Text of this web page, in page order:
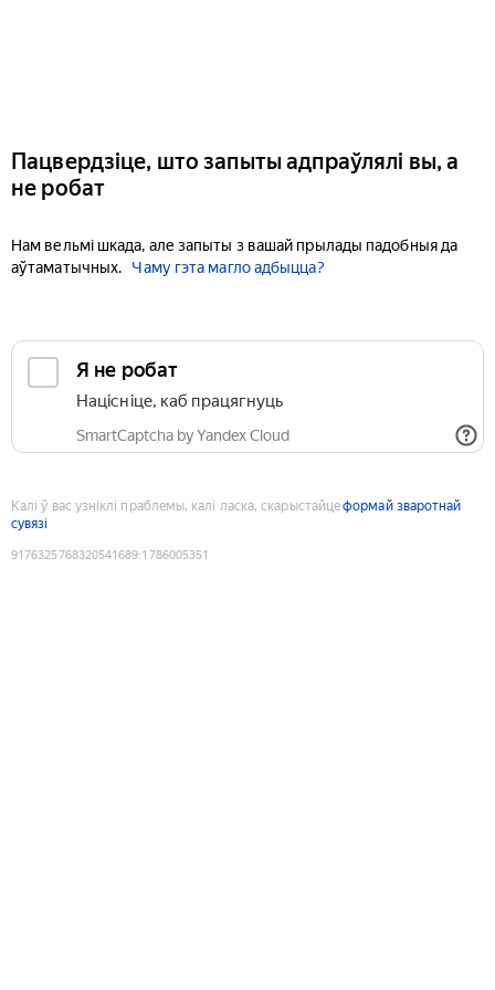
Пацвердзіце, што запыты адпраўлялі вы, а
не робат
Нам вельмі шкада, але запыты з вашай прылады падобныя да
аўтаматычных.
Чаму гэта магло адбыцца?
Я не робат
Націсніце, каб працягнуць
SmartCaptcha by Yandex Cloud
Калі ў вас узніклі праблемы, калі ласка, скарыстайцеформай зваротнай
сувязі
9176325768320541689:1786005351